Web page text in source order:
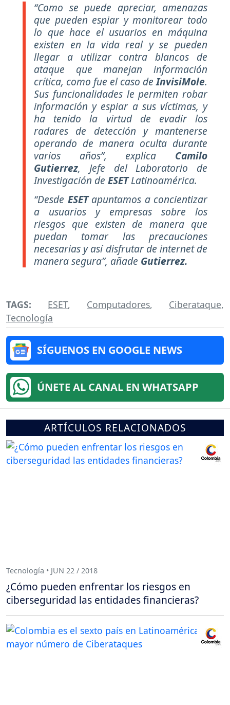
“Como se puede apreciar, amenazas
que pueden espiar y monitorear todo
lo que hace el usuarios en máquina
existen en la vida real y se pueden
llegar a utilizar contra blancos de
ataque que manejan información
crítica, como fue el caso deInvisiMole.
Sus funcionalidades le permiten robar
información y espiar a sus víctimas, y
ha tenido la virtud de evadir los
radares de detección y mantenerse
operando de manera oculta durante
varios años”, explica Camilo
Gutierrez, Jefe del Laboratorio de
Investigación de ESETLatinoamérica.
“Desde ESETapuntamos a concientizar
a usuarios y empresas sobre los
riesgos que existen de manera que
puedan tomar las precauciones
necesarias y así disfrutar de internet de
manera segura”, añade Gutierrez.
TAGS: ESET, Computadores, Ciberataque,
Tecnología
SÍGUENOS EN GOOGLE NEWS
ÚNETE AL CANAL EN WHATSAPP
ARTÍCULOS RELACIONADOS
Tecnología • JUN 22 / 2018
¿Cómo pueden enfrentar los riesgos en
ciberseguridad las entidades financieras?